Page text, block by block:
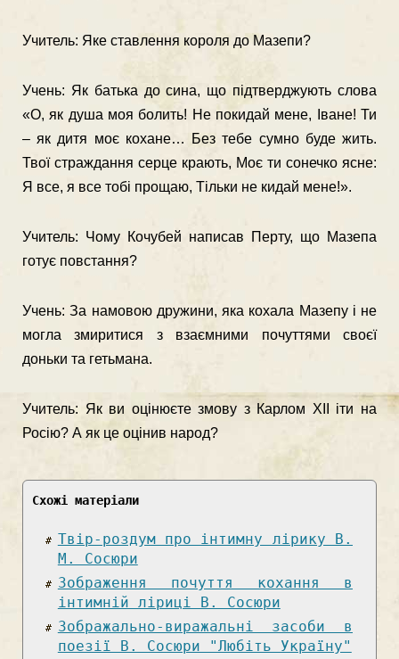
Учитель: Яке ставлення короля до Мазепи?
Учень: Як батька до сина, що підтверджують слова
«О, як душа моя болить! Не покидай мене, Іване! Ти
– як дитя моє кохане… Без тебе сумно буде жить.
Твої страждання серце крають, Моє ти сонечко ясне:
Я все, я все тобі прощаю, Тільки не кидай мене!».
Учитель: Чому Кочубей написав Перту, що Мазепа
готує повстання?
Учень: За намовою дружини, яка кохала Мазепу і не
могла змиритися з взаємними почуттями своєї
доньки та гетьмана.
Учитель: Як ви оцінюєте змову з Карлом XІІ іти на
Росію? А як це оцінив народ?
Схожі матеріали
Твір-роздум про інтимну лірику В.
М. Сосюри
Зображення почуття кохання в
інтимній ліриці В. Сосюри
Зображально-виражальні засоби в
поезії В. Сосюри "Любіть Україну"